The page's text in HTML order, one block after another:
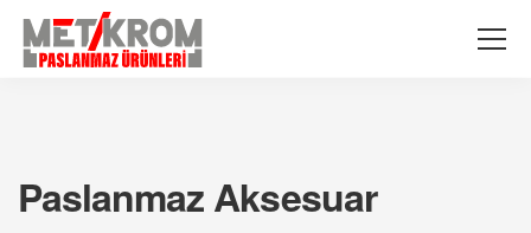
Paslanmaz Aksesuar